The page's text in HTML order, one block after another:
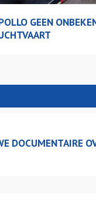
GEEN
DOCUMENTAIRE